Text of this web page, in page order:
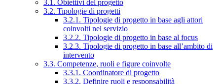
3.1. Obiettivi del progetto
3.2. Tipologie di progetti
3.2.1. Tipologie di progetto in base agli attori
coinvolti nel servizio
3.2.2. Tipologie di progetto in base al focus
3.2.3. Tipologie di progetto in base all’ambito di
intervento
3.3. Competenze, ruoli e figure coinvolte
3.3.1. Coordinatore di progetto
3.3.2. Definire ruoli e responsabilità